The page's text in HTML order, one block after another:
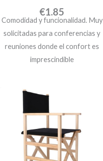
€1.85
Comodidad y funcionalidad. Muy
solicitadas para conferencias y
reuniones donde el confort es
imprescindible